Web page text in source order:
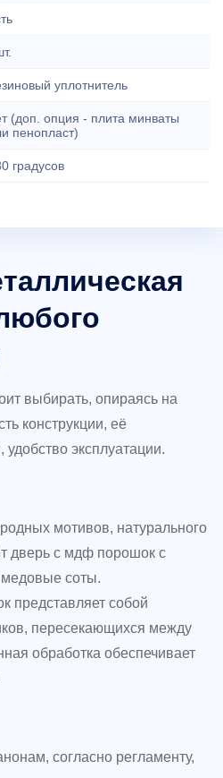
уплотнитель
(доп. опция - плита минваты
пенопласт)
градусов
выбирать, опираясь на
конструкции, её
удобство эксплуатации.
мотивов, натурального
дверь с мдф порошок с
соты.
представляет собой
пересекающихся между
обработка обеспечивает
согласно регламенту,